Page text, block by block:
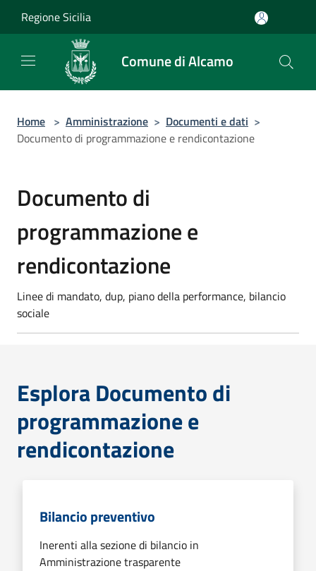
Regione Sicilia
Comune di Alcamo
Home > Amministrazione > Documenti e dati >
Documento di programmazione e rendicontazione
Documento di
programmazione e
rendicontazione
Linee di mandato, dup, piano della performance, bilancio
sociale
Esplora Documento di
programmazione e
rendicontazione
Bilancio preventivo
Inerenti alla sezione di bilancio in
Amministrazione trasparente